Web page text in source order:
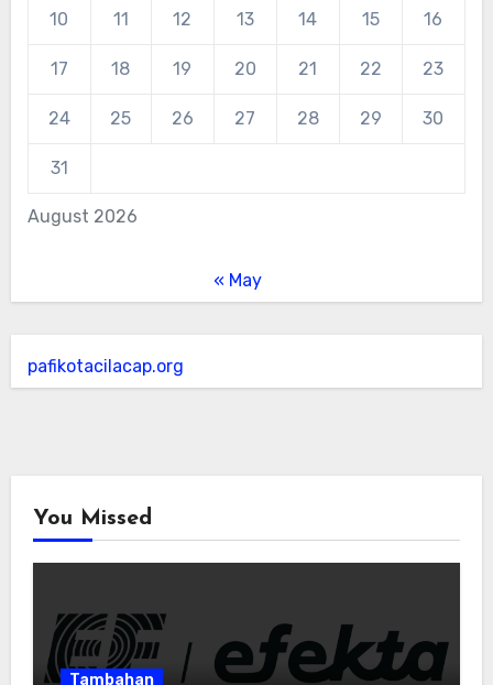
August 2026
10 11 12 13 14 15 16
17 18 19 20 21 22 23
24 25 26 27 28 29 30
31
« May
pafikotacilacap.org
You Missed
Tambahan